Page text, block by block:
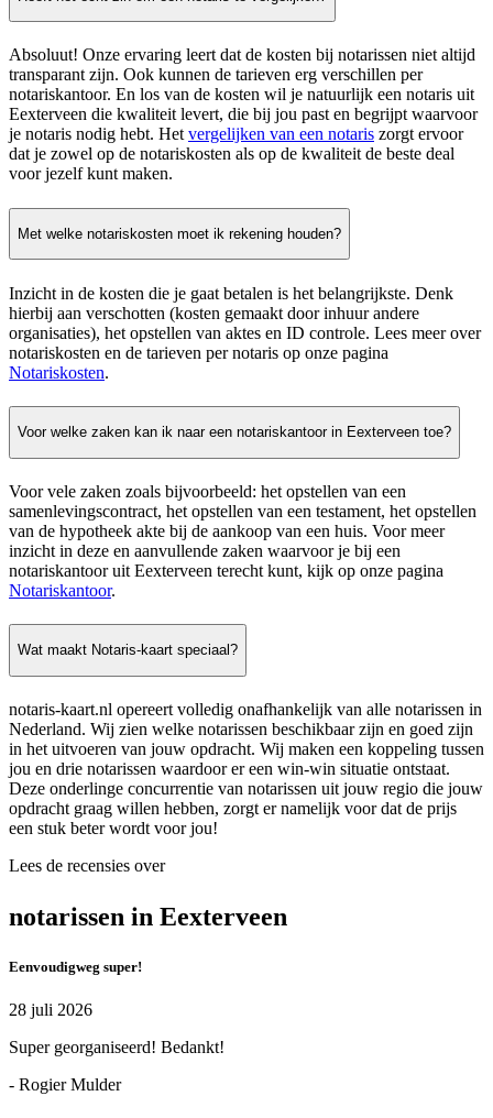
Absoluut! Onze ervaring leert dat de kosten bij notarissen niet altijd
transparant zijn. Ook kunnen de tarieven erg verschillen per
notariskantoor. En los van de kosten wil je natuurlijk een notaris uit
Eexterveen die kwaliteit levert, die bij jou past en begrijpt waarvoor
je notaris nodig hebt. Hetvergelijken van een notaris zorgt ervoor
dat je zowel op de notariskosten als op de kwaliteit de beste deal
voor jezelf kunt maken.
Met welke notariskosten moet ik rekening houden?
Inzicht in de kosten die je gaat betalen is het belangrijkste. Denk
hierbij aan verschotten (kosten gemaakt door inhuur andere
organisaties), het opstellen van aktes en ID controle. Lees meer over
notariskosten en de tarieven per notaris op onze pagina
Notariskosten.
Voor welke zaken kan ik naar een notariskantoor in Eexterveen toe?
Voor vele zaken zoals bijvoorbeeld: het opstellen van een
samenlevingscontract, het opstellen van een testament, het opstellen
van de hypotheek akte bij de aankoop van een huis. Voor meer
inzicht in deze en aanvullende zaken waarvoor je bij een
notariskantoor uit Eexterveen terecht kunt, kijk op onze pagina
Notariskantoor.
Wat maakt Notaris-kaart speciaal?
notaris-kaart.nl opereert volledig onafhankelijk van alle notarissen in
Nederland. Wij zien welke notarissen beschikbaar zijn en goed zijn
in het uitvoeren van jouw opdracht. Wij maken een koppeling tussen
jou en drie notarissen waardoor er een win-win situatie ontstaat.
Deze onderlinge concurrentie van notarissen uit jouw regio die jouw
opdracht graag willen hebben, zorgt er namelijk voor dat de prijs
een stuk beter wordt voor jou!
Lees de recensies over
notarissen in Eexterveen
Eenvoudigweg super!
28 juli 2026
Super georganiseerd! Bedankt!
- Rogier Mulder